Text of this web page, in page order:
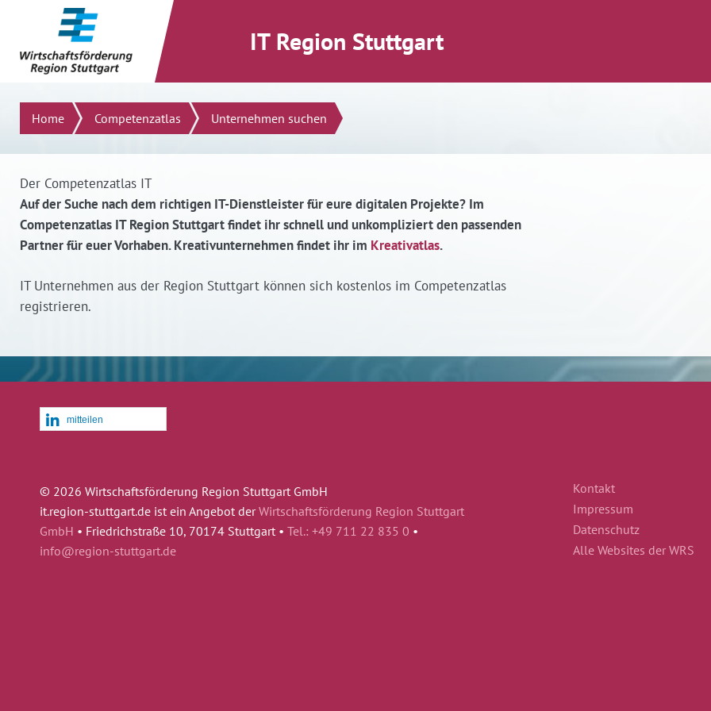
direkt zum Inhalt dieser Seite
direkt zum Menü springen
IT Region Stuttgart
Suchen
Home Competenzatlas Unternehmen suchen
Der Competenzatlas IT
Auf der Suche nach dem richtigen IT-Dienstleister für eure digitalen Projekte? Im
Competenzatlas IT Region Stuttgart findet ihr schnell und unkompliziert den passenden
Partner für euer Vorhaben. Kreativunternehmen findet ihr im Kreativatlas.
IT Unternehmen aus der Region Stuttgart können sich kostenlos im Competenzatlas
registrieren.
mitteilen
© 2026 Wirtschaftsförderung Region Stuttgart GmbH
it.region-stuttgart.de ist ein Angebot derWirtschaftsförderung Region Stuttgart
GmbH • Friedrichstraße 10, 70174 Stuttgart • Tel.: +49 711 22 835 0 •
info@region-stuttgart.de
Kontakt
Impressum
Datenschutz
Alle Websites der WRS